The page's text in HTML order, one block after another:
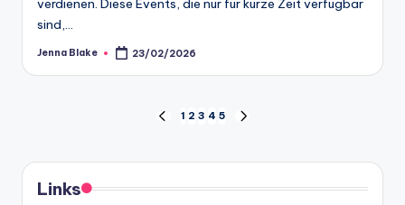
sind,…
Posted
Jenna Blake 23/02/2026
pagination
PREVIOUS
1 2 3 4 5
Links